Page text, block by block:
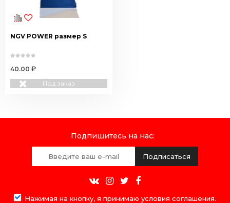
NGV POWER размер S
40.00
Под заказ
Подпишитесь на нас:
Подписаться
Нажимая на кнопку, я принимаю условия соглашения.